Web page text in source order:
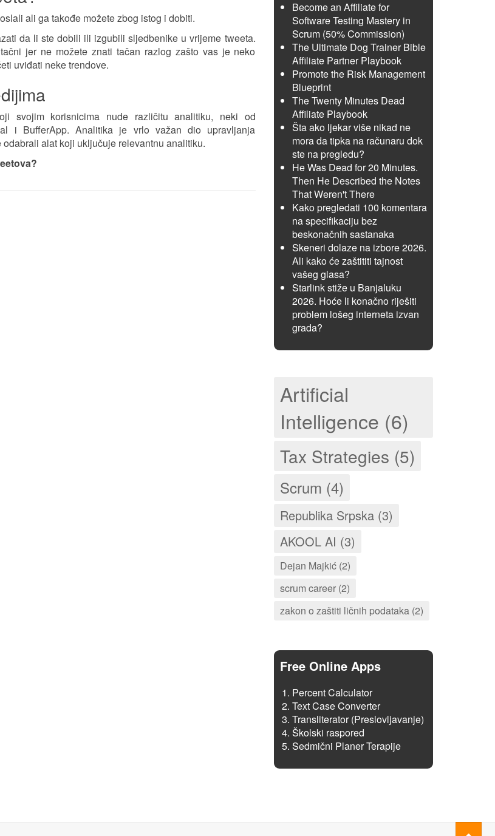
ali ga takođe možete zbog istog i dobiti.
da li ste dobili ili izgubili sljedbenike u vrijeme tweeta.
jer ne možete znati tačan razlog zašto vas je neko
uviđati neke trendove.
svojim korisnicima nude različitu analitiku, neki od
i BufferApp. Analitika je vrlo važan dio upravljanja
alat koji uključuje relevantnu analitiku.
Become an Affiliate for
Software Testing Mastery in
Scrum (50% Commission)
The Ultimate Dog Trainer Bible
Affiliate Partner Playbook
Promote the Risk Management
Blueprint
The Twenty Minutes Dead
Affiliate Playbook
Šta ako ljekar više nikad ne
mora da tipka na računaru dok
ste na pregledu?
He Was Dead for 20 Minutes.
Then He Described the Notes
That Weren't There
Kako pregledati 100 komentara
na specifikaciju bez
beskonačnih sastanaka
Skeneri dolaze na izbore 2026.
Ali kako će zaštititi tajnost
vašeg glasa?
Starlink stiže u Banjaluku
2026. Hoće li konačno riješiti
problem lošeg interneta izvan
grada?
Artificial
Intelligence (6)
Tax Strategies (5)
Scrum (4)
Republika Srpska (3)
AKOOL AI (3)
Dejan Majkić (2)
scrum career (2)
zakon o zaštiti ličnih podataka (2)
Free Online Apps
Percent Calculator
Text Case Converter
Transliterator (Preslovljavanje)
Školski raspored
Sedmični Planer Terapije